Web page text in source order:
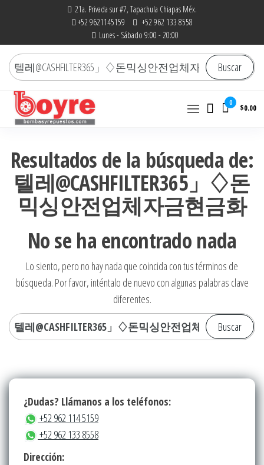
21a. Privada sur #7, Tapachula Chiapas Méx.
+52 9621145159
+52 962 133 8558
Lunes - Sábado 9:00 - 20:00
Buscar
por:
Buscar
|
RefaccionariaRuiz.com
0
$0.00
Resultados de la búsqueda de:
텔레@CASHFILTER365」♢돈
믹싱안전업체자금현금화
No se ha encontrado nada
Lo siento, pero no hay nada que coincida con tus términos de
búsqueda. Por favor, inténtalo de nuevo con algunas palabras clave
diferentes.
Buscar:
¿Dudas? Llámanos a los teléfonos:
+52 962 114 5159
+52 962 133 8558
Dirección: